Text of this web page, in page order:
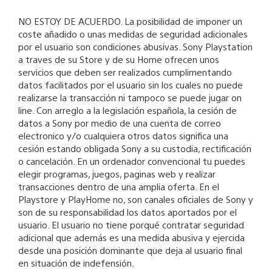
NO ESTOY DE ACUERDO. La posibilidad de imponer un
coste añadido o unas medidas de seguridad adicionales
por el usuario son condiciones abusivas. Sony Playstation
a traves de su Store y de su Home ofrecen unos
servicios que deben ser realizados cumplimentando
datos facilitados por el usuario sin los cuales no puede
realizarse la transacción ni tampoco se puede jugar on
line. Con arreglo a la legislación española, la cesión de
datos a Sony por medio de una cuenta de correo
electronico y/o cualquiera otros datos significa una
cesión estando obligada Sony a su custodia, rectificación
o cancelación. En un ordenador convencional tu puedes
elegir programas, juegos, paginas web y realizar
transacciones dentro de una amplia oferta. En el
Playstore y PlayHome no, son canales oficiales de Sony y
son de su responsabilidad los datos aportados por el
usuario. El usuario no tiene porqué contratar seguridad
adicional que además es una medida abusiva y ejercida
desde una posición dominante que deja al usuario final
en situación de indefensión.